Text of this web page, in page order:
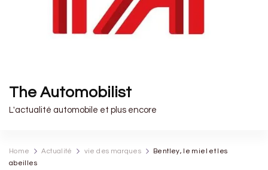
The Automobilist
L'actualité automobile et plus encore
Home Actualité vie des marques
Bentley, le miel et les
abeilles